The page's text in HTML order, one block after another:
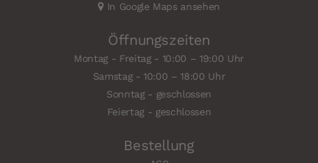
In Google Maps ansehen
Öffnungszeiten
Montag - Freitag - 10:00 – 19:00 Uhr
Samstag - 10:00 – 18:00 Uhr
Sonntag - geschlossen
Feiertag - geschlossen
Bestellung